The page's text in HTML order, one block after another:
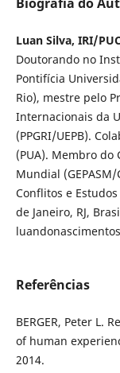
Luan Silva, IRI/
Doutorando no
Pontifícia
Rio), mestre pelo
Internacionais da
(PPGRI/UEPB).
(PUA). Membro do
Mundial
Conflitos e Estudos
de Janeiro, RJ,
Referências
BERGER, Peter L.
of human
2014.